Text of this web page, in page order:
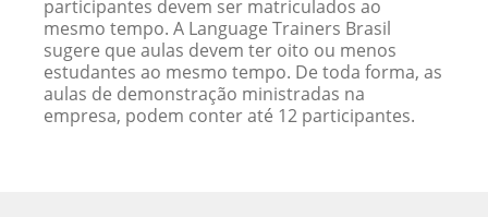
participantes devem ser matriculados ao
mesmo tempo. A Language Trainers Brasil
sugere que aulas devem ter oito ou menos
estudantes ao mesmo tempo. De toda forma, as
aulas de demonstração ministradas na
empresa, podem conter até 12 participantes.